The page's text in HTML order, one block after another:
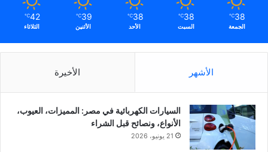
38
℃
الجمعة
38
℃
السبت
38
℃
الأحد
39
℃
الأثنين
42
℃
الثلاثاء
الأشهر الأخيرة
السيارات الكهربائية في مصر: المميزات، العيوب،
الأنواع، ونصائح قبل الشراء
21 يونيو، 2026